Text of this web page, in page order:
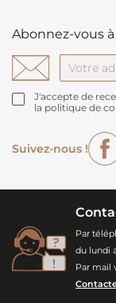
Abonnez-vous
J'accepte de
la politique de
Suivez-nous !
Par
du lundi
Par mail